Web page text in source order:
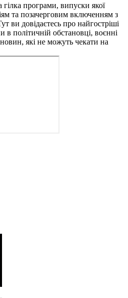
програми, випуски якої
та позачерговим включенням з
ви довідаєтесь про найгостріші
в політичній обстановці, воєнні
які не можуть чекати на